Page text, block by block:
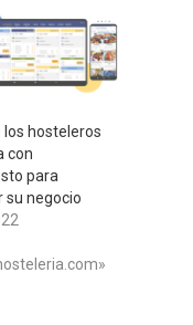
los hosteleros
con
para
su negocio